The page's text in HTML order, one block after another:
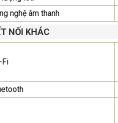
nghệ âm thanh
NỐI KHÁC
Fi